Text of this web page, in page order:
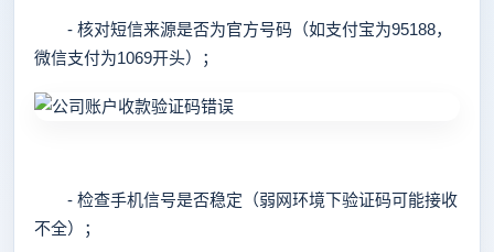
- 核对短信来源是否为官方号码（如支付宝为95188，
微信支付为1069开头）；
- 检查手机信号是否稳定（弱网环境下验证码可能接收
不全）；